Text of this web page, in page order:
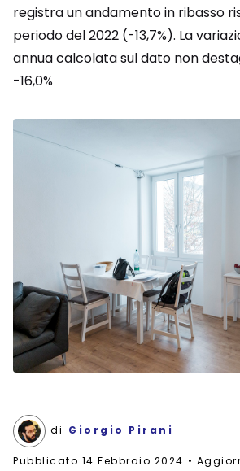
registra un andamento in ribasso
periodo del 2022 (-13,7%). La
annua calcolata sul dato non
-16,0%
di Giorgio Pirani
Pubblicato 14 Febbraio 2024